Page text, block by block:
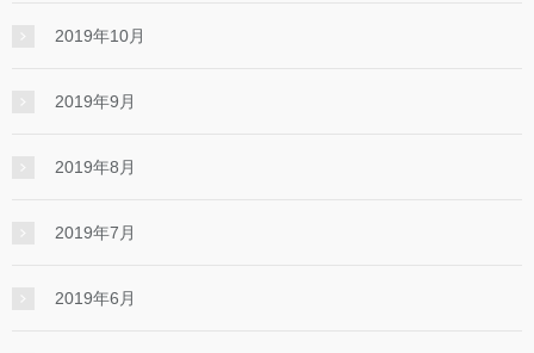
2019年10月
2019年9月
2019年8月
2019年7月
2019年6月